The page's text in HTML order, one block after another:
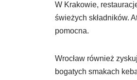
W Krakowie,
świeżych składników.
pomocna.
Wrocław również
bogatych smakach